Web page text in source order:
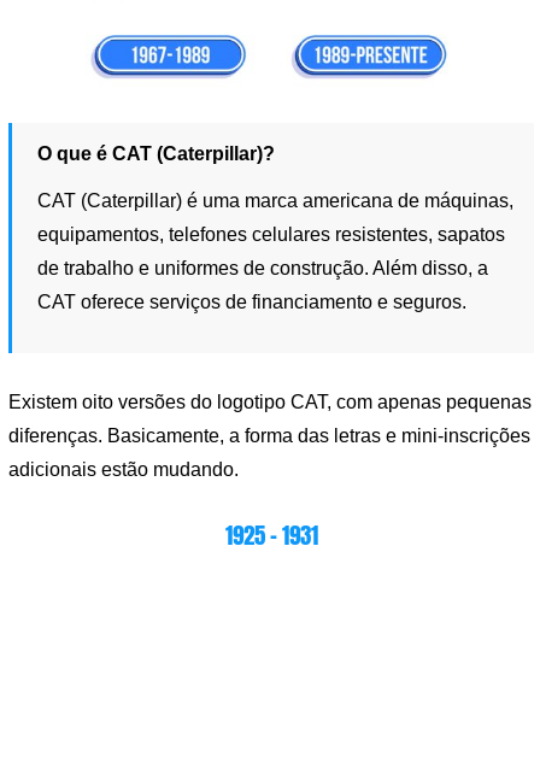
O que é CAT (Caterpillar)?
CAT (Caterpillar) é uma marca americana de máquinas,
equipamentos, telefones celulares resistentes, sapatos
de trabalho e uniformes de construção. Além disso, a
CAT oferece serviços de financiamento e seguros.
Existem oito versões do logotipo CAT, com apenas pequenas
diferenças. Basicamente, a forma das letras e mini-inscrições
adicionais estão mudando.
1925 – 1931